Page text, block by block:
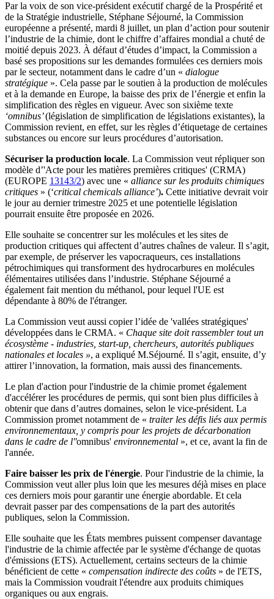
Par la voix de son vice-président exécutif chargé de la Prospérité et
de la Stratégie industrielle, Stéphane Séjourné, la Commission
européenne a présenté, mardi 8 juillet, un plan d’action pour soutenir
l’industrie de la chimie, dont le chiffre d’affaires mondial a chuté de
moitié depuis 2023. À défaut d’études d’impact, la Commission a
basé ses propositions sur les demandes formulées ces derniers mois
par le secteur, notamment dans le cadre d’un « dialogue
stratégique ». Cela passe par le soutien à la production de molécules
et à la demande en Europe, la baisse des prix de l’énergie et enfin la
simplification des règles en vigueur. Avec son sixième texte
‘omnibus’(législation de simplification de législations existantes), la
Commission revient, en effet, sur les règles d’étiquetage de certaines
substances ou encore sur leurs procédures d’autorisation.
Sécuriser la production locale. La Commission veut répliquer son
modèle d’'Acte pour les matières premières critiques' (CRMA)
(EUROPE 13143/2) avec une « alliance sur les produits chimiques
critiques » (‘critical chemicals alliance’). Cette initiative devrait voir
le jour au dernier trimestre 2025 et une potentielle législation
pourrait ensuite être proposée en 2026.
Elle souhaite se concentrer sur les molécules et les sites de
production critiques qui affectent d’autres chaînes de valeur. Il s’agit,
par exemple, de préserver les vapocraqueurs, ces installations
pétrochimiques qui transforment des hydrocarbures en molécules
élémentaires utilisées dans l’industrie. Stéphane Séjourné a
également fait mention du méthanol, pour lequel l'UE est
dépendante à 80% de l'étranger.
La Commission veut aussi copier l’idée de 'vallées stratégiques'
développées dans le CRMA. « Chaque site doit rassembler tout un
écosystème - industries, start-up, chercheurs, autorités publiques
nationales et locales », a expliqué M.Séjourné. Il s’agit, ensuite, d’y
attirer l’innovation, la formation, mais aussi des financements.
Le plan d'action pour l'industrie de la chimie promet également
d'accélérer les procédures de permis, qui sont bien plus difficiles à
obtenir que dans d’autres domaines, selon le vice-président. La
Commission promet notamment de « traiter les défis liés aux permis
environnementaux, y compris pour les projets de décarbonation
dans le cadre de l''omnibus' environnemental », et ce, avant la fin de
l'année.
Faire baisser les prix de l'énergie. Pour l'industrie de la chimie, la
Commission veut aller plus loin que les mesures déjà mises en place
ces derniers mois pour garantir une énergie abordable. Et cela
devrait passer par des compensations de la part des autorités
publiques, selon la Commission.
Elle souhaite que les États membres puissent compenser davantage
l'industrie de la chimie affectée par le système d'échange de quotas
d'émissions (ETS). Actuellement, certains secteurs de la chimie
bénéficient de cette « compensation indirecte des coûts » de l'ETS,
mais la Commission voudrait l'étendre aux produits chimiques
organiques ou aux engrais.